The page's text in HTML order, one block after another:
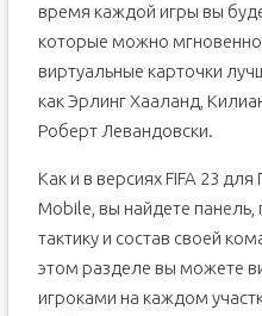
время каждой игры вы
которые можно
виртуальные карточки
как Эрлинг Хааланд,
Роберт Левандовски.
Как и в версиях FIFA 23
Mobile, вы найдете
тактику и состав своей
этом разделе вы можете
игроками на каждом